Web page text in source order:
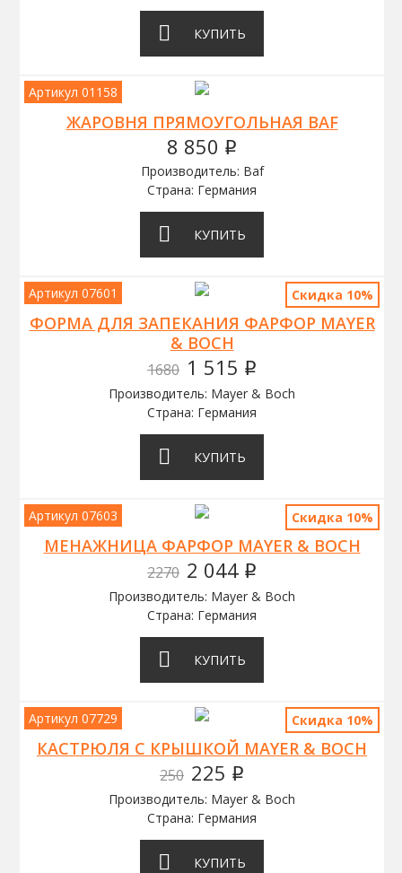
КУПИТЬ
Артикул 01158
ЖАРОВНЯ ПРЯМОУГОЛЬНАЯ BAF
8 850 q
Производитель: Baf
Страна: Германия
КУПИТЬ
Артикул 07601 Скидка 10%
ФОРМА ДЛЯ ЗАПЕКАНИЯ ФАРФОР MAYER
& BOCH
1680 1 515 q
Производитель: Mayer & Boch
Страна: Германия
КУПИТЬ
Артикул 07603 Скидка 10%
МЕНАЖНИЦА ФАРФОР MAYER & BOCH
2270 2 044 q
Производитель: Mayer & Boch
Страна: Германия
КУПИТЬ
Артикул 07729 Скидка 10%
КАСТРЮЛЯ С КРЫШКОЙ MAYER & BOCH
250 225 q
Производитель: Mayer & Boch
Страна: Германия
КУПИТЬ